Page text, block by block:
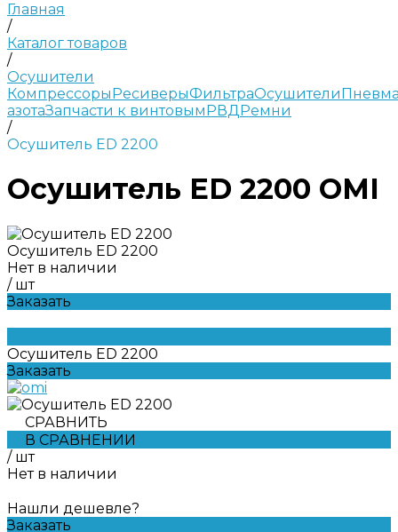
Главная
/
Каталог товаров
/
Осушители
КомпрессорыРесиверыФильтраОсушители
азотаЗапчасти к винтовымРВДРемни
/
Осушитель ED 2200
Осушитель ED 2200 OMI
Осушитель ED 2200
Нет в наличии
/ шт
Заказать
Осушитель ED 2200
Заказать
СРАВНИТЬ
В СРАВНЕНИИ
/ шт
Нет в наличии
Нашли дешевле?
Заказать